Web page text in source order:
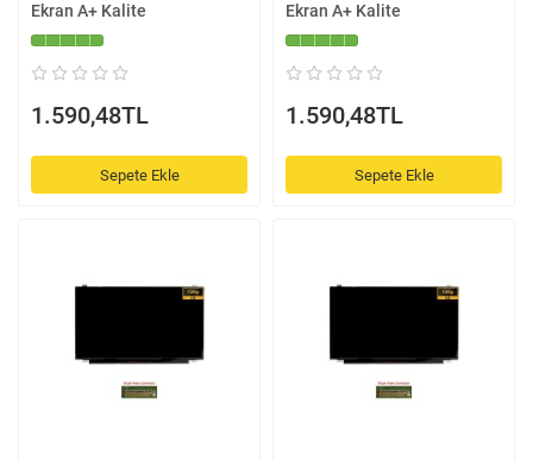
Ekran A+ Kalite
1.590,48TL
Sepete Ekle
Ekran A+ Kalite
1.590,48TL
Sepete Ekle